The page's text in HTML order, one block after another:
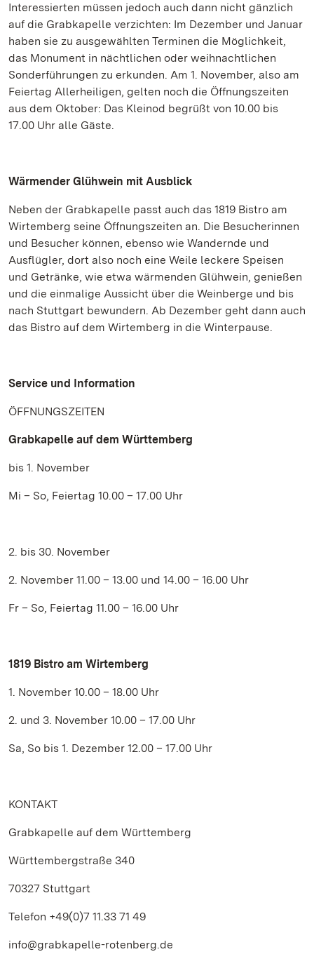
Interessierten müssen jedoch auch dann nicht gänzlich
auf die Grabkapelle verzichten: Im Dezember und Januar
haben sie zu ausgewählten Terminen die Möglichkeit,
das Monument in nächtlichen oder weihnachtlichen
Sonderführungen zu erkunden. Am 1. November, also am
Feiertag Allerheiligen, gelten noch die Öffnungszeiten
aus dem Oktober: Das Kleinod begrüßt von 10.00 bis
17.00 Uhr alle Gäste.
Wärmender Glühwein mit Ausblick
Neben der Grabkapelle passt auch das 1819 Bistro am
Wirtemberg seine Öffnungszeiten an. Die Besucherinnen
und Besucher können, ebenso wie Wandernde und
Ausflügler, dort also noch eine Weile leckere Speisen
und Getränke, wie etwa wärmenden Glühwein, genießen
und die einmalige Aussicht über die Weinberge und bis
nach Stuttgart bewundern. Ab Dezember geht dann auch
das Bistro auf dem Wirtemberg in die Winterpause.
Service und Information
ÖFFNUNGSZEITEN
Grabkapelle auf dem Württemberg
bis 1. November
Mi – So, Feiertag 10.00 – 17.00 Uhr
2. bis 30. November
2. November 11.00 – 13.00 und 14.00 – 16.00 Uhr
Fr – So, Feiertag 11.00 – 16.00 Uhr
1819 Bistro am Wirtemberg
1. November 10.00 – 18.00 Uhr
2. und 3. November 10.00 – 17.00 Uhr
Sa, So bis 1. Dezember 12.00 – 17.00 Uhr
KONTAKT
Grabkapelle auf dem Württemberg
Württembergstraße 340
70327 Stuttgart
Telefon +49(0)7 11.33 71 49
info@grabkapelle-rotenberg.de